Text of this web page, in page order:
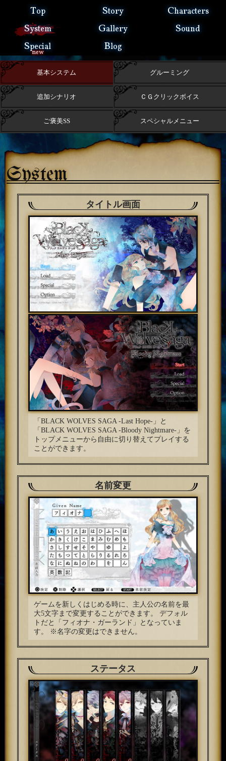
Top Story Characters
System Gallery Sound
Special
new Blog
基本システム グルーミング
追加シナリオ ＣＧクリックボイス
ご褒美SS スペシャルメニュー
System
タイトル画面
「BLACK WOLVES SAGA -Last Hope-」と
「BLACK WOLVES SAGA -Bloody Nightmare-」を
トップメニューから自由に切り替えてプレイする
ことができます。
名前変更
ゲームを新しくはじめる時に、主人公の名前を最
大5文字まで変更することができます。
デフォル
トだと「フィオナ・ガーランド」となっていま
す。
※名字の変更はできません。
ステータス